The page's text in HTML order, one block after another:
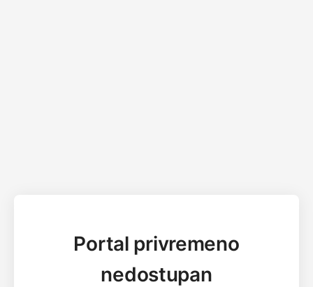
Portal privremeno
nedostupan